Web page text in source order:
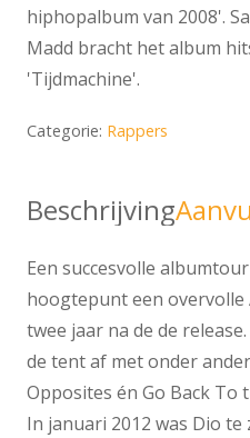
hiphopalbum van 2008'.
Madd bracht het album
'Tijdmachine'.
Categorie: Rappers
Beschrijving
Een succesvolle
hoogtepunt een overvolle
twee jaar na de de
de tent af met onder
Opposites én Go Back To
In januari 2012 was Dio